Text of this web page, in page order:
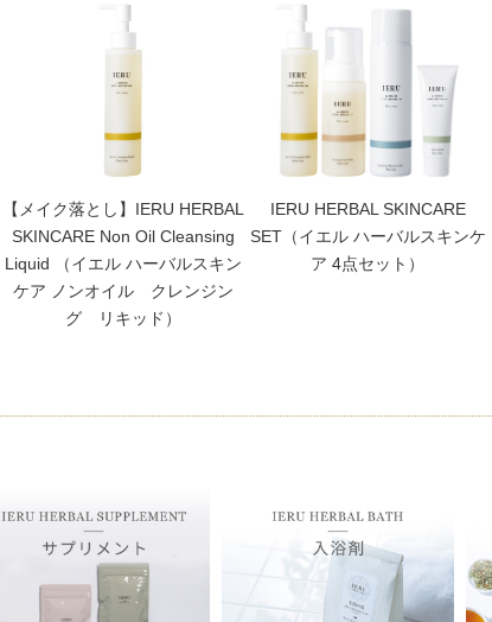
【メイク落とし】IERU HERBAL
SKINCARE Non Oil Cleansing
Liquid （イエル ハーバルスキン
ケア ノンオイル クレンジン
グ リキッド）
IERU HERBAL SKINCARE
SET（イエル ハーバルスキンケ
ア 4点セット）